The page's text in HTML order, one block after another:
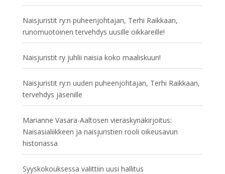
Naisjuristit ry:n puheenjohtajan, Terhi Raikkaan,
runomuotoinen tervehdys uusille oikkareille!
Naisjuristit ry juhlii naisia koko maaliskuun!
Naisjuristit ry:n uuden puheenjohtajan, Terhi Raikkaan,
tervehdys jäsenille
Marianne Vasara-Aaltosen vieraskynäkirjoitus:
Naisasialiikkeen ja naisjuristien rooli oikeusavun
historiassa
Syyskokouksessa valittiin uusi hallitus